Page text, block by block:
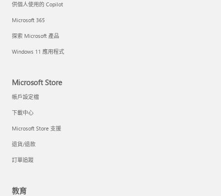
供個人使用的 Copilot
Microsoft 365
探索 Microsoft 產品
Windows 11 應用程式
Microsoft Store
帳戶設定檔
下載中心
Microsoft Store 支援
退貨/退款
訂單追蹤
教育